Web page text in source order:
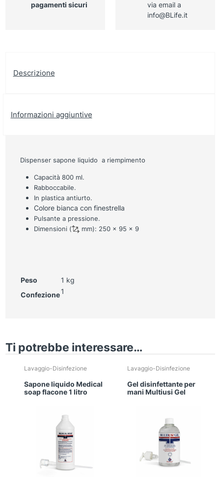
pagamenti sicuri
via email a
info@BLife.it
Descrizione
Informazioni aggiuntive
Dispenser sapone liquido a riempimento
Capacità 800 ml.
Rabboccabile.
In plastica antiurto.
Colore bianca con finestrella
Pulsante a pressione.
Dimensioni (
mm): 250 x 95 x 9
Peso
1 kg
Confezione 1
Ti potrebbe interessare…
Lavaggio-Disinfezione
Sapone liquido Medical
soap flacone 1 litro
Lavaggio-Disinfezione
Gel disinfettante per
mani Multiusi Gel